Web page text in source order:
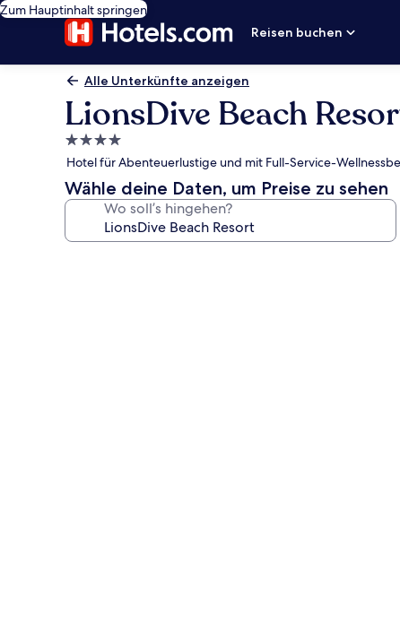
Zum Hauptinhalt springen
Reisen buchen
Alle Unterkünfte anzeigen
LionsDive Beach
4.0-
Sterne-
Unterkunft
Hotel für Abenteuerlustige und mit Full-Service-
Wähle deine Daten, um Preise zu sehen
Wo soll’s hingehen?